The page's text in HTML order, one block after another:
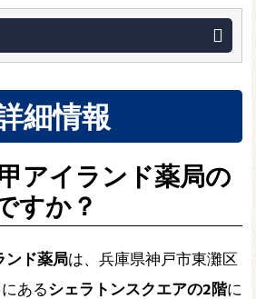
細情報
アイランド薬局の
すか？
ンド薬局は、兵庫県神戸市東灘区
あるシェラトンスクエアの2階に